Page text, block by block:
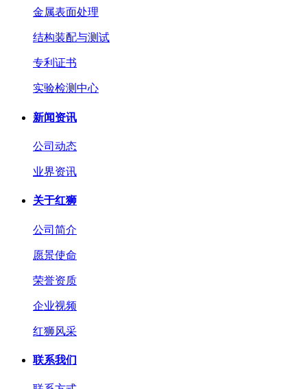
金属表面处理
结构装配与测试
专利证书
实验检测中心
新闻资讯
公司动态
业界资讯
关于红狮
公司简介
愿景使命
荣誉资质
企业视频
红狮风采
联系我们